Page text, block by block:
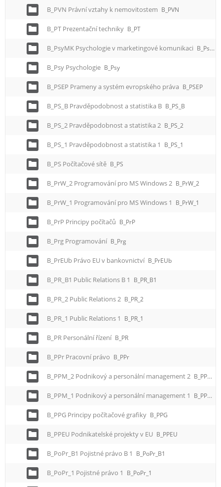
B_PVN Právní vztahy k nemovitostem B_PVN
B_PT Prezentační techniky B_PT
B_PsyMK Psychologie v marketingové komunikaci B_PsyMK
B_Psy Psychologie B_Psy
B_PSEP Prameny a systém evropského práva B_PSEP
B_PS_B Pravděpodobnost a statistika B B_PS_B
B_PS_2 Pravděpodobnost a statistika 2 B_PS_2
B_PS_1 Pravděpodobnost a statistika 1 B_PS_1
B_PS Počítačové sítě B_PS
B_PrW_2 Programování pro MS Windows 2 B_PrW_2
B_PrW_1 Programování pro MS Windows 1 B_PrW_1
B_PrP Principy počítačů B_PrP
B_Prg Programování B_Prg
B_PrEUb Právo EU v bankovnictví B_PrEUb
B_PR_B1 Public Relations B 1 B_PR_B1
B_PR_2 Public Relations 2 B_PR_2
B_PR_1 Public Relations 1 B_PR_1
B_PR Personální řízení B_PR
B_PPr Pracovní právo B_PPr
B_PPM_2 Podnikový a personální management 2 B_PPM_2
B_PPM_1 Podnikový a personální management 1 B_PPM_1
B_PPG Principy počítačové grafiky B_PPG
B_PPEU Podnikatelské projekty v EU B_PPEU
B_PoPr_B1 Pojistné právo B 1 B_PoPr_B1
B_PoPr_1 Pojistné právo 1 B_PoPr_1